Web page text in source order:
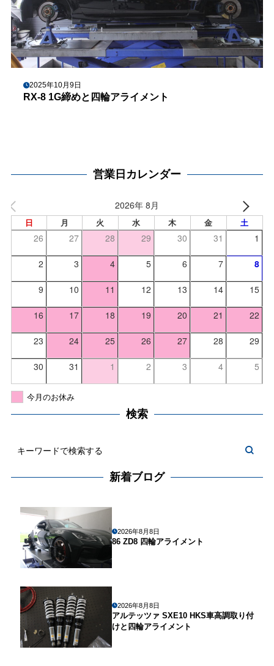
2025年10月9日
RX-8 1G締めと四輪アライメント
営業日カレンダー
2026年 8月
日 月 火 水 木 金 土
26 27 28 29 30 31 1
2 3 4 5 6 7 8
9 10 11 12 13 14 15
16 17 18 19 20 21 22
23 24 25 26 27 28 29
30 31 1 2 3 4 5
今月のお休み
検索
新着ブログ
2026年8月8日
86 ZD8 四輪アライメント
2026年8月8日
アルテッツァ SXE10 HKS車高調取り付
けと四輪アライメント